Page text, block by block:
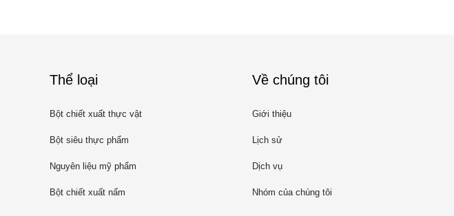
Thể loại
Bột chiết xuất thực vật
Bột siêu thực phẩm
Nguyên liệu mỹ phẩm
Bột chiết xuất nấm
Về chúng tôi
Giới thiệu
Lịch sử
Dịch vụ
Nhóm của chúng tôi